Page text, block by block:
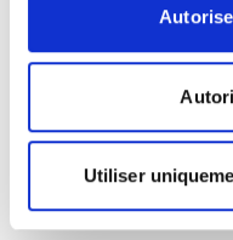
Utiliser